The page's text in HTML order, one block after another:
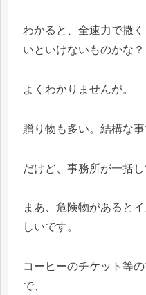
わかると、全速力で撒
いといけないものかな？
よくわかりませんが。
贈り物も多い。結構な事
だけど、事務所が一括
まあ、危険物があると
しいです。
コーヒーのチケット等
で、